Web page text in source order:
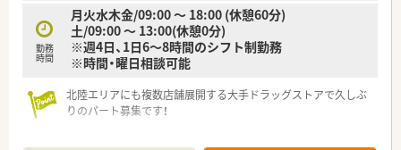
勤務
時間
月火水木金/09:00 ～ 18:00 (休憩60分)
土/09:00 ～ 13:00(休憩0分)
※週4日、1日6～8時間のシフト制勤務
※時間・曜日相談可能
北陸エリアにも複数店舗展開する大手ドラッグストアで久しぶ
りのパート募集です！